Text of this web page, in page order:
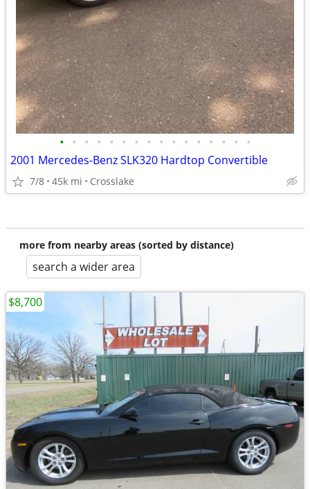
• • • • • • • • • • • • • • • •
2001 Mercedes-Benz SLK320 Hardtop Convertible
7/8 45k mi Crosslake
more from nearby areas (sorted by distance)
search a wider area
$8,700